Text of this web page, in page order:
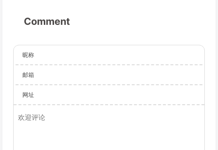
Comment
昵称
邮箱
网址